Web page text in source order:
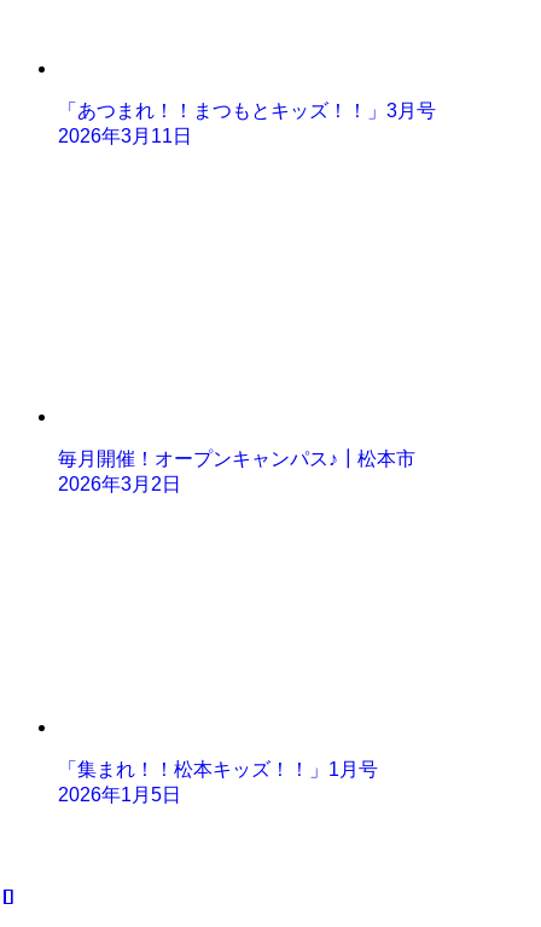
「あつまれ！！まつもとキッズ！！」3月号
2026年3月11日
毎月開催！オープンキャンパス♪┃松本市
2026年3月2日
「集まれ！！松本キッズ！！」1月号
2026年1月5日